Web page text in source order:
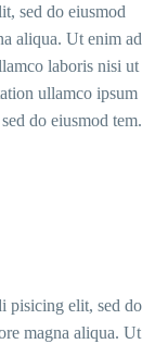
sed do eiusmod
aliqua. Ut enim ad
laboris nisi ut
ullamco ipsum
do eiusmod tem.
pisicing elit, sed do
magna aliqua. Ut